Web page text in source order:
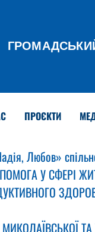
ПРОЄКТИ
Любов»
У СФЕРІ